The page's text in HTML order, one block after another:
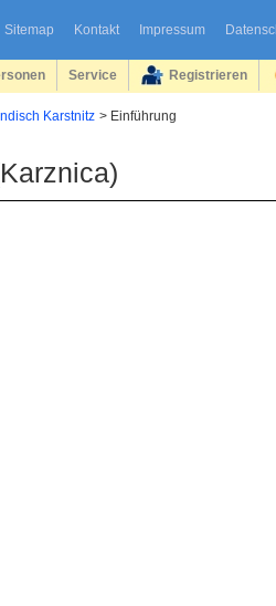
Sitemap Kontakt Impressum
Service Registrieren
Karstnitz Einführung